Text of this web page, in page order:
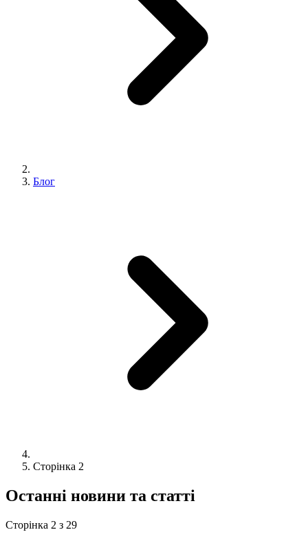
Блог
Сторінка 2
Останні новини та статті
Сторінка 2 з 29